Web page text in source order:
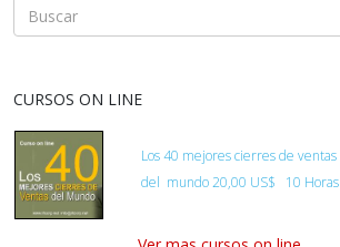
CURSOS ON LINE
Los 40 mejores cierres de ventas
del mundo20,00 US$ 10 Horas